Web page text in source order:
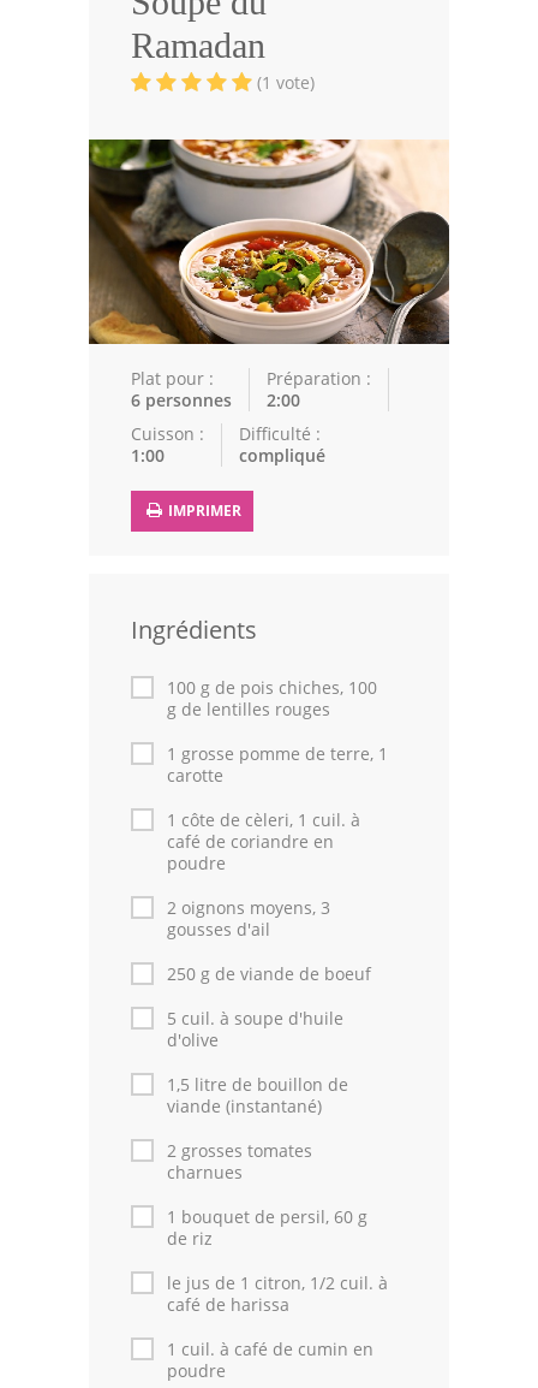
Volailles
Cuisines Orientales
Recettes marocaine
Cuisine Algérienne
Cuisine Tunisienne
Cuisine Juive
Cuisine Libanaise
Astuces de cuisine
Fêtes Religieuses
Chefs
Thèmes
Espace Personnel
Ramadan
(1 vote)
Plat pour :
6 personnes
Préparation :
2:00
Cuisson :
1:00
Difficulté :
compliqué
IMPRIMER
Ingrédients
100 g de pois chiches, 100
g de lentilles rouges
1 grosse pomme de terre, 1
carotte
1 côte de cèleri, 1 cuil. à
café de coriandre en
poudre
2 oignons moyens, 3
gousses d'ail
250 g de viande de boeuf
5 cuil. à soupe d'huile
d'olive
1,5 litre de bouillon de
viande (instantané)
2 grosses tomates
charnues
1 bouquet de persil, 60 g
de riz
le jus de 1 citron, 1/2 cuil. à
café de harissa
1 cuil. à café de cumin en
poudre